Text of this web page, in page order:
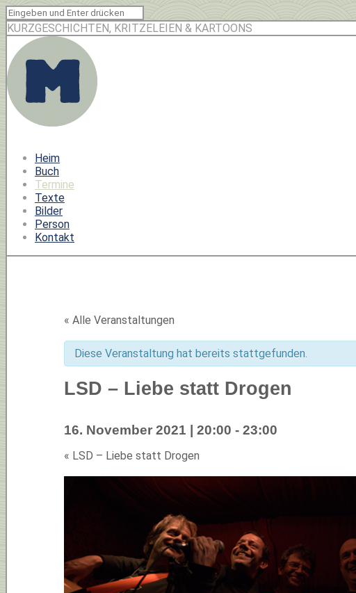
KURZGESCHICHTEN, KRITZELEIEN & KARTOONS
Heim
Buch
Termine
Texte
Bilder
Person
Kontakt
« Alle Veranstaltungen
Diese Veranstaltung hat bereits stattgefunden.
LSD – Liebe statt Drogen
16. November 2021 | 20:00 - 23:00
« LSD – Liebe statt Drogen